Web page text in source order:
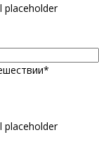
placeholder
placeholder